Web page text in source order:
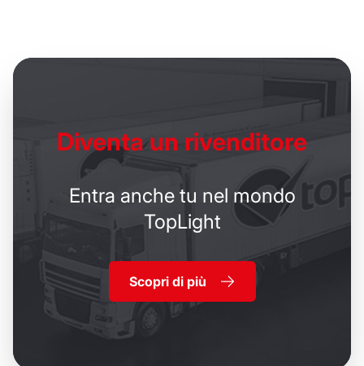
Diventa un rivenditore
Entra anche tu nel mondo
TopLight
Scopri di più